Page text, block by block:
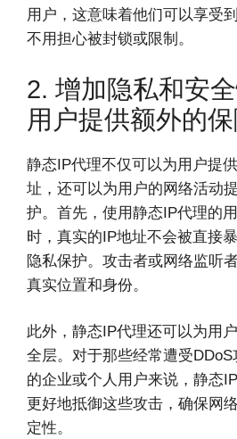
用户，这意味着他们可以享受
不用担心被封锁或限制。
2. 增加隐私和安
用户提供额外的
静态IP代理不仅可以为用户提
址，还可以为用户的网络活动
护。首先，使用静态IP代理的
时，真实的IP地址不会被直接
隐私保护。攻击者或网络监听
真实位置和身份。
此外，静态IP代理还可以为用
全层。对于那些经常遭受
的企业或个人用户来说，静态
更好地抵御这些攻击，确保网
定性。